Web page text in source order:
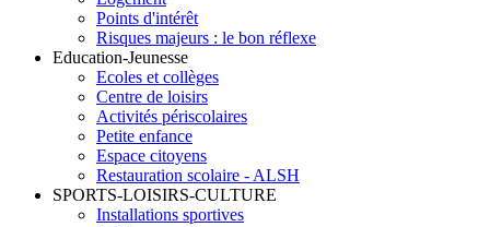
Points d'intérêt
Risques majeurs : le bon réflexe
Education-Jeunesse
Ecoles et collèges
Centre de loisirs
Activités périscolaires
Petite enfance
Espace citoyens
Restauration scolaire - ALSH
SPORTS-LOISIRS-CULTURE
Installations sportives